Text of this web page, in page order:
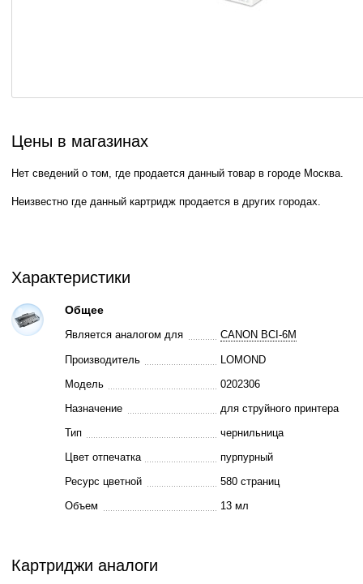
Цены в магазинах
Нет сведений о том, где продается данный товар в городе Москва.
Неизвестно где данный картридж продается в других городах.
Характеристики
Общее
Является аналогом для CANON BCI-6M
Производитель
LOMOND
Модель
0202306
Назначение
для струйного принтера
Тип
чернильница
Цвет отпечатка
пурпурный
Ресурс цветной
580 страниц
Объем
13 мл
Картриджи аналоги